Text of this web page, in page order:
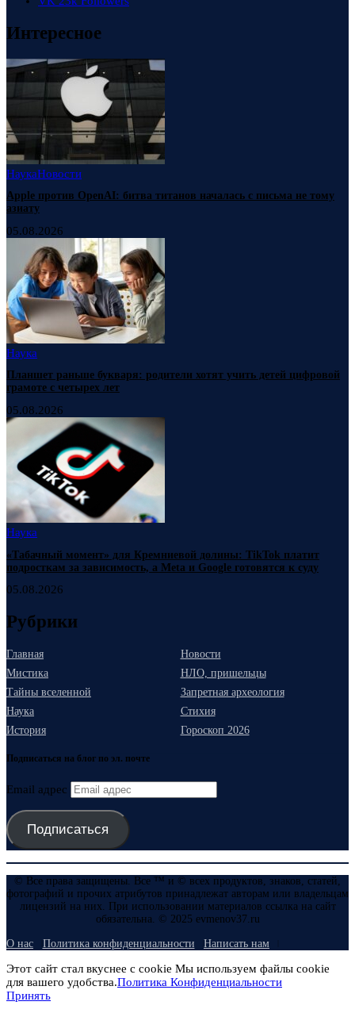
Интересное
НаукаНовости
Apple против OpenAI: битва титанов началась с письма не тому
азиату
05.08.2026
Наука
Планшет раньше букваря: родители хотят учить детей цифровой
грамоте с четырех лет
05.08.2026
Наука
«Табачный момент» для Кремниевой долины: TikTok платит
подросткам за зависимость, а Meta и Google готовятся к суду
05.08.2026
Рубрики
Главная
Новости
Мистика
НЛО, пришельцы
Тайны вселенной
Запретная археология
Наука
Стихия
История
Гороскоп 2026
Подписаться на блог по эл. почте
Email адрес
Подписаться
© Все права защищены. Все ™ и © всех продуктов, знаков, статей,
фотографий и прочих атрибутов принадлежат авторам или владельцам
лицензий на них. При использовании материалов ссылка на сайт
обязательна. © 2025 evmenov37.ru
О нас Политика конфиденциальности Написать нам
Этот сайт стал вкуснее с cookie Мы используем файлы cookie
для вашего удобства.Политика Конфиденциальности
Принять